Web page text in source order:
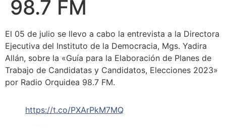
98.7 FM
El 05 de julio se llevo a cabo la entrevista a la Directora
Ejecutiva del Instituto de la Democracia, Mgs. Yadira
Allán, sobre la «Guía para la Elaboración de Planes de
Trabajo de Candidatas y Candidatos, Elecciones 2023»
por Radio Orquidea 98.7 FM.
https://t.co/PXArPkM7MQ